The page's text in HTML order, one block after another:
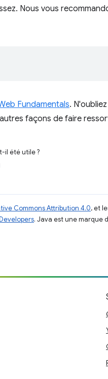
Nous vous
Fundamentals.
façons de faire
il été utile ?
Commons Attribution 4.0, et
. Java est une marque